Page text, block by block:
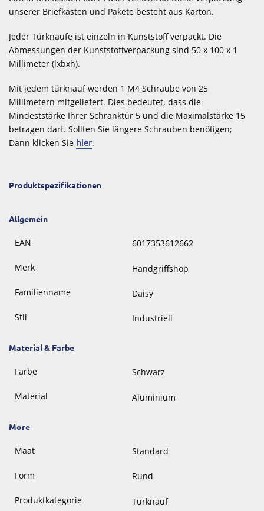
unserer Briefkästen und Pakete besteht aus Karton.
Jeder Türknaufe ist einzeln in Kunststoff verpackt. Die
Abmessungen der Kunststoffverpackung sind 50 x 100 x 1
Millimeter (lxbxh).
Mit jedem türknauf werden 1 M4 Schraube von 25
Millimetern mitgeliefert. Dies bedeutet, dass die
Mindeststärke Ihrer Schranktür 5 und die Maximalstärke 15
betragen darf. Sollten Sie längere Schrauben benötigen;
Dann klicken Sie hier.
Produktspezifikationen
Allgemein
EAN 6017353612662
Merk Handgriffshop
Familienname Daisy
Stil Industriell
Material & Farbe
Farbe Schwarz
Material Aluminium
More
Maat Standard
Form Rund
Produktkategorie Turknauf